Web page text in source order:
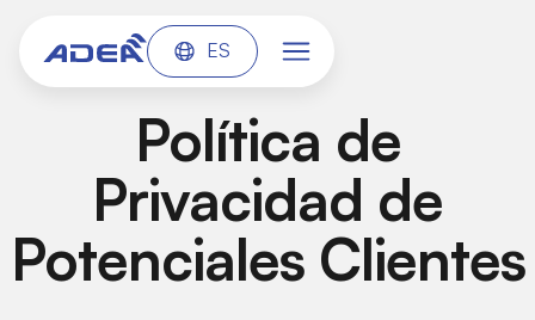
ES
Política de
Privacidad de
Potenciales Clientes